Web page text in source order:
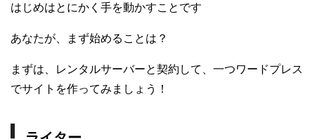
はじめはとにかく手を動かすことです
あなたが、まず始めることは？
まずは、レンタルサーバーと契約して、一つワードプレス
でサイトを作ってみましょう！